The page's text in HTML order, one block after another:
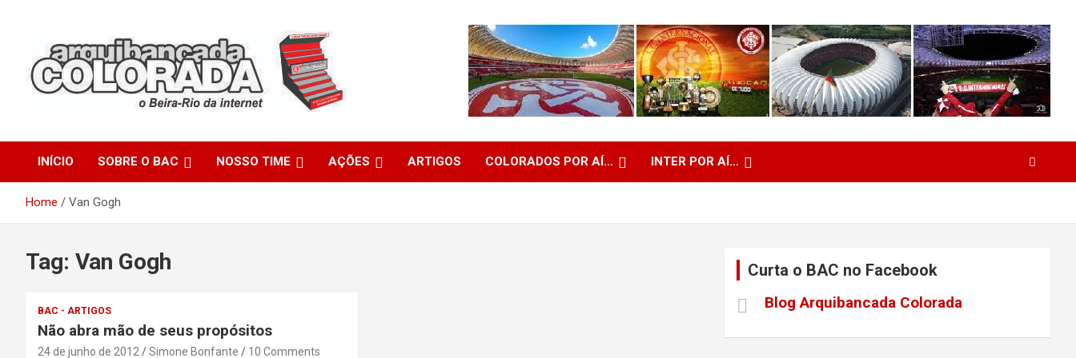
Arquibancada Colorada
INÍCIO SOBRE O BAC NOSSO TIME AÇÕES ARTIGOS COLORADOS POR AÍ… INTER POR AÍ…
Home Van Gogh
Tag: Van Gogh
BAC - ARTIGOS
Não abra mão de seus propósitos
24 de junho de 2012 Simone Bonfante 10 Comments
Curta o BAC no Facebook
Blog Arquibancada Colorada